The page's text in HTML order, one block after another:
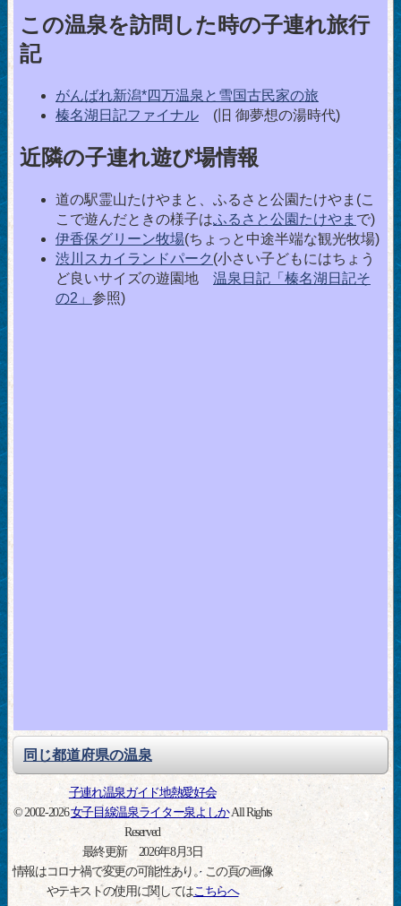
この温泉を訪問した時の子連れ旅行
記
がんばれ新潟*四万温泉と雪国古民家の旅
榛名湖日記ファイナル (旧 御夢想の湯時代)
近隣の子連れ遊び場情報
道の駅霊山たけやまと、ふるさと公園たけやま(こ
こで遊んだときの様子はふるさと公園たけやま で)
伊香保グリーン牧場(ちょっと中途半端な観光牧場)
渋川スカイランドパーク (小さい子どもにはちょう
ど良いサイズの遊園地 温泉日記「榛名湖日記そ
の2」 参照)
同じ都道府県の温泉